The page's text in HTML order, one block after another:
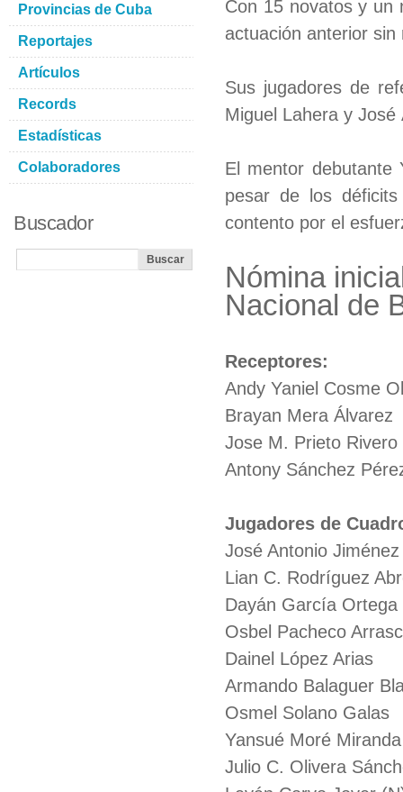
Con 15 novatos y un
actuación anterior
Sus jugadores de
Miguel Lahera y
El mentor debutante
pesar de los
contento por el
Nómina
Nacional de
Receptores:
Andy Yaniel Cosme
Brayan Mera Álvarez
Jose M. Prieto Rivero
Antony Sánchez
Jugadores de
José Antonio
Lian C. Rodríguez
Dayán García Ortega
Osbel Pacheco
Dainel López Arias
Armando Balaguer
Osmel Solano Galas
Yansué Moré Miranda
Julio C. Olivera
Provincias de Cuba
Reportajes
Artículos
Records
Estadísticas
Colaboradores
Buscador